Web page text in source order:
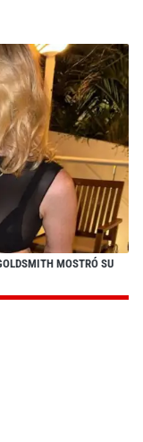
MOSTRÓ SU